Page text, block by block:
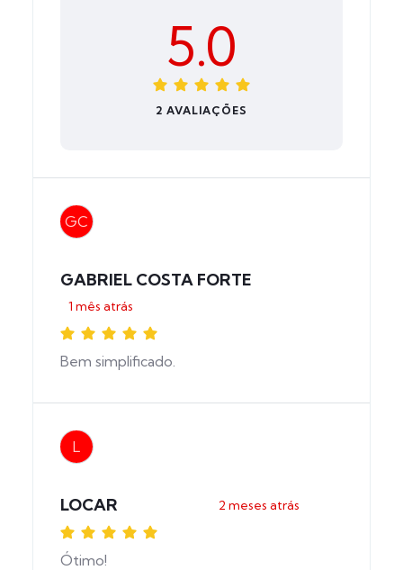
5.0
2 AVALIAÇÕES
GC
GABRIEL COSTA FORTE
1 mês atrás
Bem simplificado.
L
LOCAR 2 meses atrás
Ótimo!